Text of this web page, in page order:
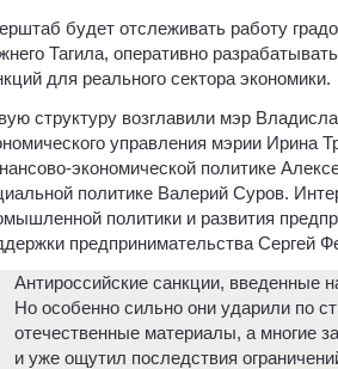
будет отслеживать работу
Тагила, оперативно
для реального сектора экономики.
структуру возглавили мэр
управления мэрии Ирина
экономической политике
политике Валерий Суров.
политики и развития
предпринимательства Сергей
Антироссийские санкции, введенные
Но особенно сильно они ударили по
отечественные материалы, а многие
и уже ощутил последствия